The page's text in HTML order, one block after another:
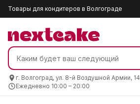
Товары для кондитеров в Волгограде
г. Волгоград, ул. 8-й Воздушной Армии, 14
Ежедневно 10:00 – 20:00